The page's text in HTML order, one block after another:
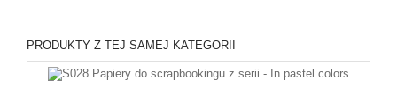
PRODUKTY Z TEJ SAMEJ KATEGORII